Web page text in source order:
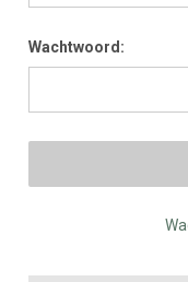
Wachtwoord: